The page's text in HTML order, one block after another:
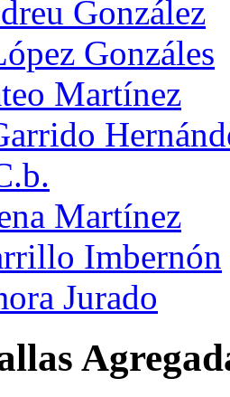
González
Gonzáles
Martínez
Martínez
Imbernón
Jurado